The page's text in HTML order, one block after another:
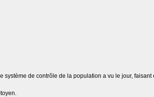
de contrôle de la population a vu le jour, faisant